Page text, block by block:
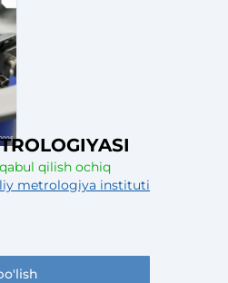
qilish ochiq
metrologiya instituti